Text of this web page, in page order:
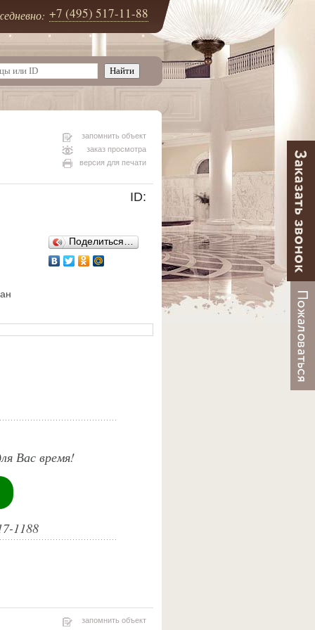
+7 (495) 517-11-88
запомнить объект
заказ просмотра
версия для печати
ID:
Поделиться…
Вас время!
1188
запомнить объект